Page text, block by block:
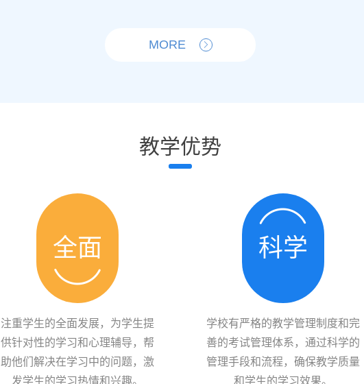
MORE
教学优势
全面
注重学生的全面发展，为学生提
供针对性的学习和心理辅导，帮
助他们解决在学习中的问题，激
发学生的学习热情和兴趣。
科学
学校有严格的教学管理制度和完
善的考试管理体系，通过科学的
管理手段和流程，确保教学质量
和学生的学习效果。